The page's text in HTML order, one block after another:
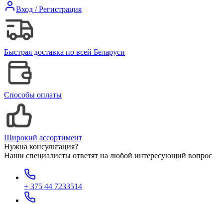
Вход / Регистрация
Быстрая доставка по всей Беларуси
Способы оплаты
Широкий ассортимент
Нужна консультация?
Наши специалисты ответят на любой интересующий вопрос
+ 375 44 7233514